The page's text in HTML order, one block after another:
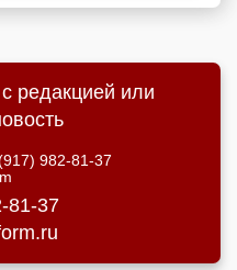
редакцией или
982-81-37
81-37